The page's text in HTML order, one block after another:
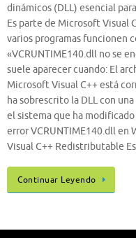
dinámicos (DLL) esencial
Es parte de Microsoft Visual
varios programas funcionen
«VCRUNTIME140.dll no se
suele aparecer cuando: El
Microsoft Visual C++ está
ha sobrescrito la DLL con
el sistema que ha
error VCRUNTIME140.dll en
Visual C++ Redistributable
Continuar Leyendo